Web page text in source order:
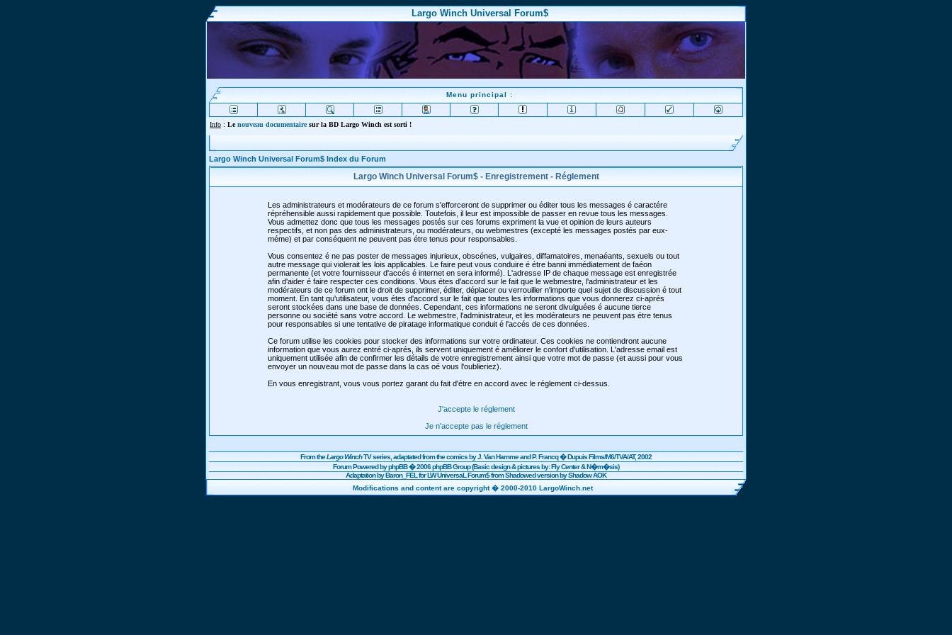
Largo Winch Universal Forum$
Menu principal :
Info : Lenouveau documentairesur la BD Largo Winch est sorti !
Largo Winch Universal Forum$ Index du Forum
Largo Winch Universal Forum$ - Enregistrement - Réglement
Les administrateurs et modérateurs de ce forum s'efforceront de supprimer ou éditer tous les messages é caractére
répréhensible aussi rapidement que possible. Toutefois, il leur est impossible de passer en revue tous les messages.
Vous admettez donc que tous les messages postés sur ces forums expriment la vue et opinion de leurs auteurs
respectifs, et non pas des administrateurs, ou modérateurs, ou webmestres (excepté les messages postés par eux-
méme) et par conséquent ne peuvent pas étre tenus pour responsables.
Vous consentez é ne pas poster de messages injurieux, obscénes, vulgaires, diffamatoires, menaéants, sexuels ou tout
autre message qui violerait les lois applicables. Le faire peut vous conduire é étre banni immédiatement de faéon
permanente (et votre fournisseur d'accés é internet en sera informé). L'adresse IP de chaque message est enregistrée
afin d'aider é faire respecter ces conditions. Vous étes d'accord sur le fait que le webmestre, l'administrateur et les
modérateurs de ce forum ont le droit de supprimer, éditer, déplacer ou verrouiller n'importe quel sujet de discussion é tout
moment. En tant qu'utilisateur, vous étes d'accord sur le fait que toutes les informations que vous donnerez ci-aprés
seront stockées dans une base de données. Cependant, ces informations ne seront divulguées é aucune tierce
personne ou société sans votre accord. Le webmestre, l'administrateur, et les modérateurs ne peuvent pas étre tenus
pour responsables si une tentative de piratage informatique conduit é l'accés de ces données.
Ce forum utilise les cookies pour stocker des informations sur votre ordinateur. Ces cookies ne contiendront aucune
information que vous aurez entré ci-aprés, ils servent uniquement é améliorer le confort d'utilisation. L'adresse email est
uniquement utilisée afin de confirmer les détails de votre enregistrement ainsi que votre mot de passe (et aussi pour vous
envoyer un nouveau mot de passe dans la cas oé vous l'oublieriez).
En vous enregistrant, vous vous portez garant du fait d'étre en accord avec le réglement ci-dessus.
J'accepte le réglement
Je n'accepte pas le réglement
From theLargo WinchTV series, adaptated from the comics by J. Van Hamme and P. Francq �DupuisFilms/M6/TVA/AT, 2002
Forum Powered byphpBB� 2006 phpBB Group (Basic design & pictures by: Fly Center & N�m�sis)
Adaptation by Baron_FEL for LW UniversaL Forum$ from Shadowed version by Shadow AOK
Modifications and content are copyright � 2000-2010 LargoWinch.net